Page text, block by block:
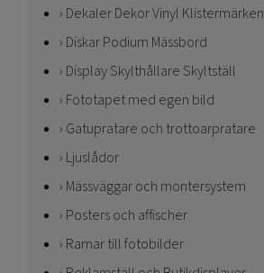
Dekaler Dekor Vinyl Klistermärken
Diskar Podium Mässbord
Display Skylthållare Skyltställ
Fototapet med egen bild
Gatupratare och trottoarpratare
Ljuslådor
Mässväggar och montersystem
Posters och affischer
Ramar till fotobilder